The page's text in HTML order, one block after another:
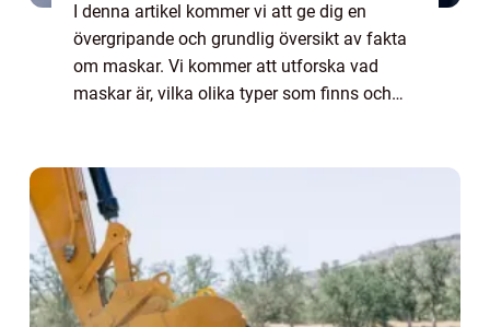
I denna artikel kommer vi att ge dig en
övergripande och grundlig översikt av fakta
om maskar. Vi kommer att utforska vad
maskar är, vilka olika typer som finns och
och...